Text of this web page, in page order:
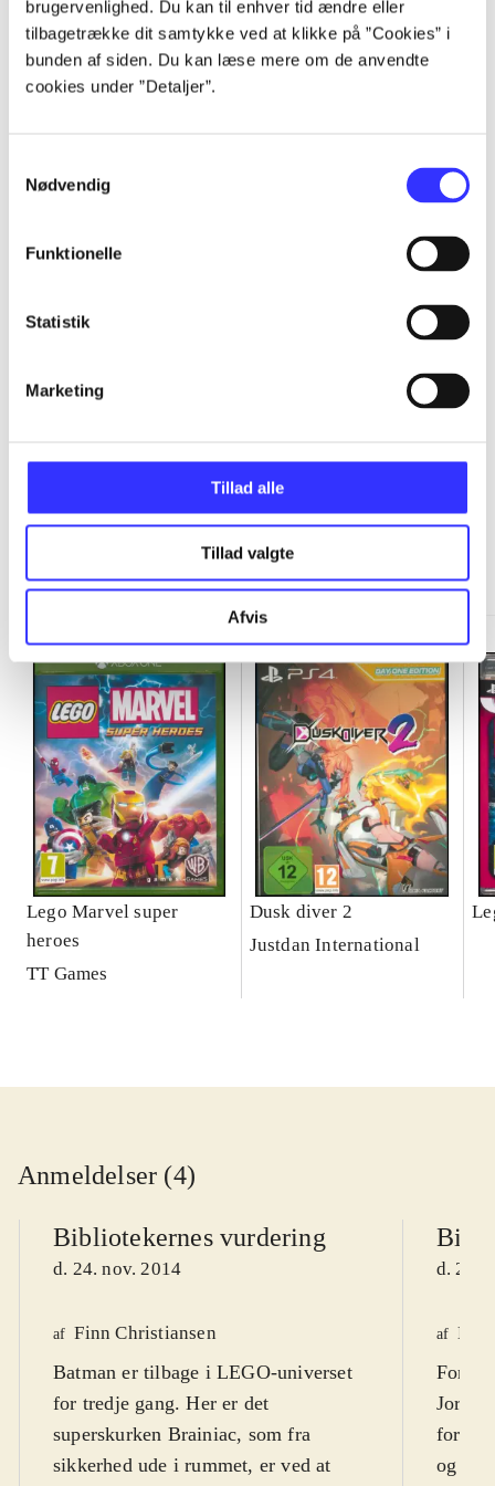
brugervenlighed. Du kan til enhver tid ændre eller
tilbagetrække dit samtykke ved at klikke på ”Cookies” i
bunden af siden. Du kan læse mere om de anvendte
cookies under ”Detaljer”.
Nødvendig
Funktionelle
Statistik
Marketing
Tillad alle
Tillad valgte
Afvis
Artikler
Alle registrerede artikler fordelt på udgivelser
...
...
...
...
Lego Marvel super
heroes
TT Games
Dusk diver 2
Justdan International
Anmeldelser (4)
Bibliotekernes vurdering
d. 24. nov. 2014
af Finn Christiansen
Batman er tilbage i LEGO-universet
for tredje gang. Her er det
superskurken Brainiac, som fra
sikkerhed ude i rummet, er ved at
d. 24.
af
For at
og slå